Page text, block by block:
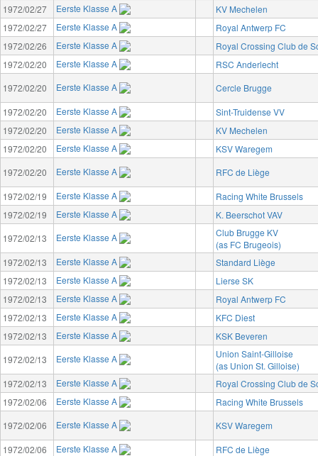
1972/02/27
Eerste Klasse A
KV Mechelen
1972/02/27
Eerste Klasse A
Royal Antwerp FC
1972/02/26
Eerste Klasse A
Royal Crossing Club de
1972/02/20
Eerste Klasse A
RSC Anderlecht
1972/02/20
Eerste Klasse A
Cercle Brugge
1972/02/20
Eerste Klasse A
Sint-Truidense VV
1972/02/20
Eerste Klasse A
KV Mechelen
1972/02/20
Eerste Klasse A
KSV Waregem
1972/02/20
Eerste Klasse A
RFC de Liège
1972/02/19
Eerste Klasse A
Racing White Brussels
1972/02/19
Eerste Klasse A
K. Beerschot VAV
1972/02/13
Eerste Klasse A
Club Brugge KV
(as FC Brugeois)
1972/02/13
Eerste Klasse A
Standard Liège
1972/02/13
Eerste Klasse A
Lierse SK
1972/02/13
Eerste Klasse A
Royal Antwerp FC
1972/02/13
Eerste Klasse A
KFC Diest
1972/02/13
Eerste Klasse A
KSK Beveren
1972/02/13
Eerste Klasse A
Union Saint-Gilloise
(as Union St. Gilloise)
1972/02/13
Eerste Klasse A
Royal Crossing Club de
1972/02/06
Eerste Klasse A
Racing White Brussels
1972/02/06
Eerste Klasse A
KSV Waregem
1972/02/06
Eerste Klasse A
RFC de Liège